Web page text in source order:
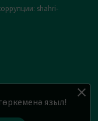
языл!
shahri-